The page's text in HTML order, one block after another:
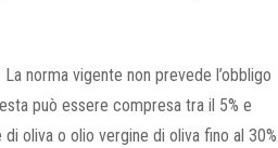
norma vigente non prevede l’obbligo
può essere compresa tra il 5% e
oliva o olio vergine di oliva fino al 30%.